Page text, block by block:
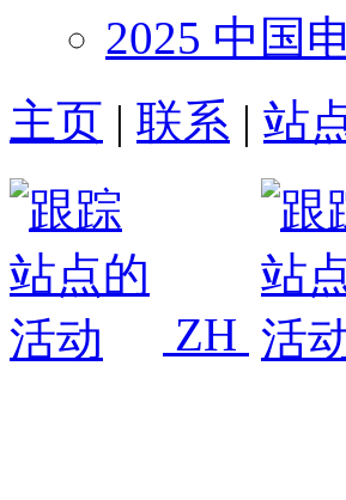
2025 中国
主页 | 联系 | 站
ZH